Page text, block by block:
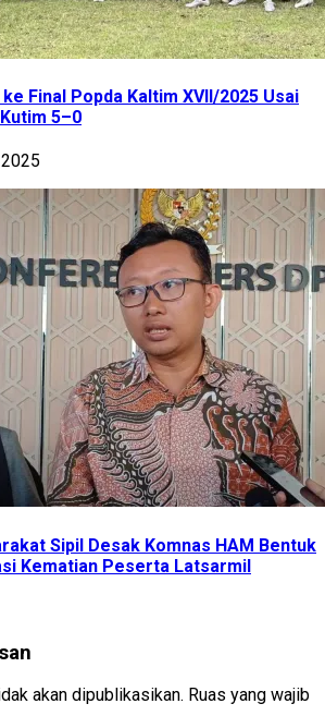
Final Popda Kaltim XVII/2025 Usai
5–0
Sipil Desak Komnas HAM Bentuk
Kematian Peserta Latsarmil
akan dipublikasikan. Ruas yang wajib